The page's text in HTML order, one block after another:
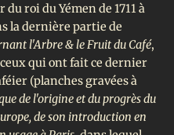
roi du Yémen de 1711 à
la dernière partie de
l'Arbre & le Fruit du Café,
qui ont fait ce dernier
(planches gravées à
de l'origine et du progrès du
de son introduction en